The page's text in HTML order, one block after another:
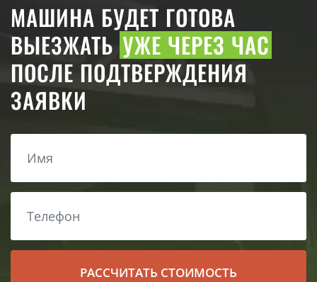
МАШИНА БУДЕТ ГОТОВА
ВЫЕЗЖАТЬ УЖЕ ЧЕРЕЗ ЧАС
ПОСЛЕ ПОДТВЕРЖДЕНИЯ
ЗАЯВКИ
РАСCЧИТАТЬ СТОИМОСТЬ